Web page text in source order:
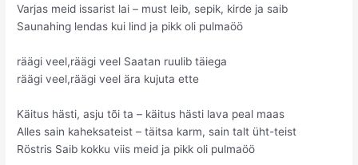
Varjas meid issarist lai – must leib, sepik, kirde ja saib
Saunahing lendas kui lind ja pikk oli pulmaöö
räägi veel,räägi veel Saatan ruulib täiega
räägi veel,räägi veel ära kujuta ette
Käitus hästi, asju tõi ta – käitus hästi lava peal maas
Alles sain kaheksateist – täitsa karm, sain talt üht-teist
Röstris Saib kokku viis meid ja pikk oli pulmaöö